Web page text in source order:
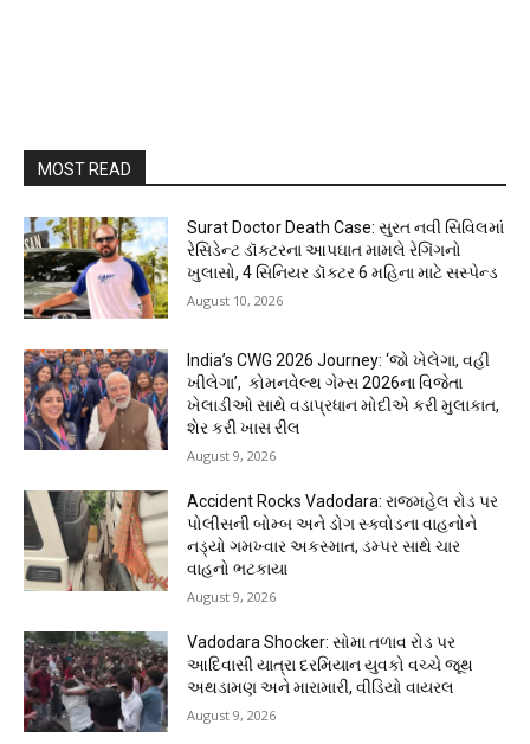
MOST READ
Surat Doctor Death Case: સુરત નવી સિવિલમાં
રેસિડેન્ટ ડૉક્ટરના આપઘાત મામલે રેગિંગનો
ખુલાસો, 4 સિનિયર ડૉક્ટર 6 મહિના માટે સસ્પેન્ડ
August 10, 2026
India’s CWG 2026 Journey: ‘જો ખેલેગા, વહીં
ખીલેગા’, કોમનવેલ્થ ગેમ્સ 2026ના વિજેતા
ખેલાડીઓ સાથે વડાપ્રધાન મોદીએ કરી મુલાકાત,
શેર કરી ખાસ રીલ
August 9, 2026
Accident Rocks Vadodara: રાજમહેલ રોડ પર
પોલીસની બોમ્બ અને ડોગ સ્ક્વોડના વાહનોને
નડ્યો ગમખ્વાર અકસ્માત, ડમ્પર સાથે ચાર
વાહનો ભટકાયા
August 9, 2026
Vadodara Shocker: સોમા તળાવ રોડ પર
આદિવાસી યાત્રા દરમિયાન યુવકો વચ્ચે જૂથ
અથડામણ અને મારામારી, વીડિયો વાયરલ
August 9, 2026